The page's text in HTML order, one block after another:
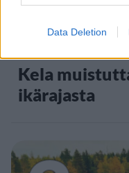
Data Deletion
UUTISET
Leskeneläke
Kela
ikärajasta